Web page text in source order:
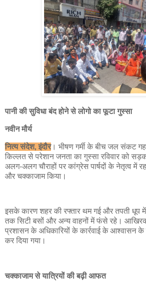
पानी की सुविधा बंद होने से लोगो का फूटा गुस्सा
नवीन मौर्य
नित्य संदेश, इंदौर। भीषण गर्मी के बीच जल संकट
किल्लत से परेशान जनता का गुस्सा रविवार को
अलग-अलग चौराहों पर कांग्रेस पार्षदों के नेतृत्व में
और चक्काजाम किया।
इसके कारण शहर की रफ्तार थम गई और तपती धूप
तक सिटी बसों और अन्य वाहनों में फंसे रहे।
प्रशासन के अधिकारियों के कार्रवाई के आश्वासन के
कर दिया गया।
चक्काजाम से यात्रियों की बढ़ी आफत